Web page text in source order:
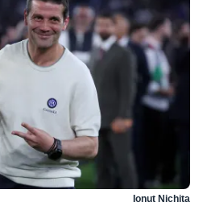
Ionuț Nichita